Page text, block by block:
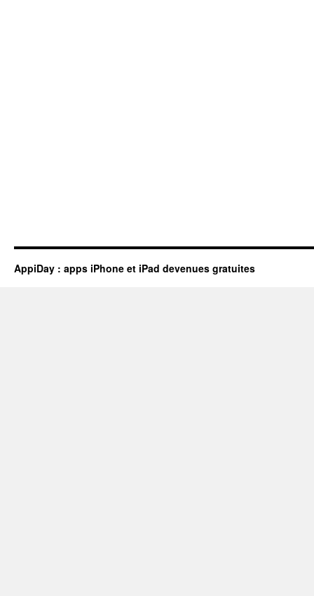
AppiDay : apps iPhone et iPad devenues gratuites